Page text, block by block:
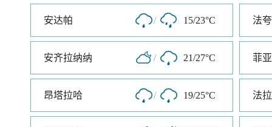
安达帕 / 15/23°C 法
安齐拉纳纳 / 21/27°C 菲
昂塔拉哈 / 19/25°C 法